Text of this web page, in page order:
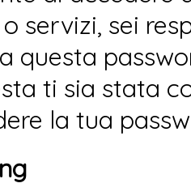
servizi, sei
questa
ti sia stata
la tua